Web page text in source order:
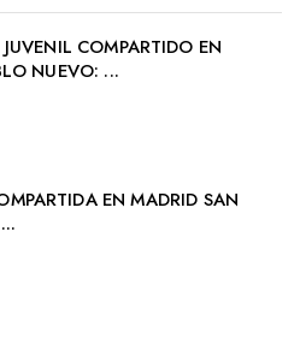
COMPARTIDO EN
NUEVO: ...
EN MADRID SAN